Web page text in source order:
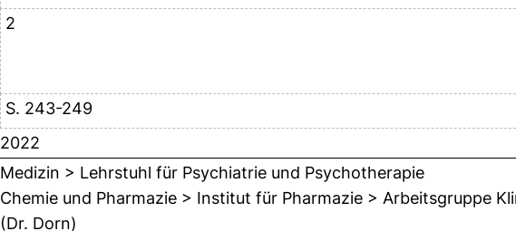
2
S. 243-249
2022
Medizin > Lehrstuhl für Psychiatrie und Psychotherapie
Chemie und Pharmazie > Institut für Pharmazie > Arbeitsgruppe
(Dr. Dorn)